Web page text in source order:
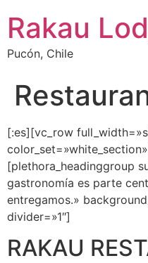
Rakau
Pucón, Chile
[:es][vc_row
[plethora_headinggroup
gastronomía es parte
entregamos.»
divider=»1″]
RAKAU